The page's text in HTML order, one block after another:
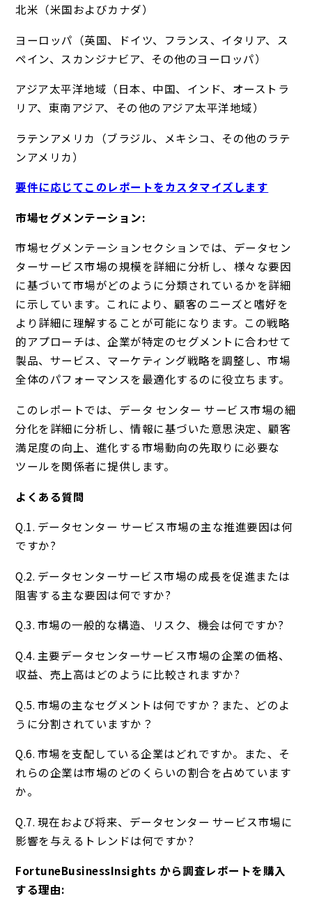
北米（米国およびカナダ）
ヨーロッパ（英国、ドイツ、フランス、イタリア、ス
ペイン、スカンジナビア、その他のヨーロッパ）
アジア太平洋地域（日本、中国、インド、オーストラ
リア、東南アジア、その他のアジア太平洋地域）
ラテンアメリカ（ブラジル、メキシコ、その他のラテ
ンアメリカ）
要件に応じてこのレポートをカスタマイズします
市場セグメンテーション:
市場セグメンテーションセクションでは、データセン
ターサービス市場の規模を詳細に分析し、様々な要因
に基づいて市場がどのように分類されているかを詳細
に示しています。これにより、顧客のニーズと嗜好を
より詳細に理解することが可能になります。この戦略
的アプローチは、企業が特定のセグメントに合わせて
製品、サービス、マーケティング戦略を調整し、市場
全体のパフォーマンスを最適化するのに役立ちます。
このレポートでは、データ センター サービス市場の細
分化を詳細に分析し、情報に基づいた意思決定、顧客
満足度の向上、進化する市場動向の先取りに必要な
ツールを関係者に提供します。
よくある質問
Q.1. データセンター サービス市場の主な推進要因は何
ですか?
Q.2. データセンターサービス市場の成長を促進または
阻害する主な要因は何ですか?
Q.3. 市場の一般的な構造、リスク、機会は何ですか?
Q.4. 主要データセンターサービス市場の企業の価格、
収益、売上高はどのように比較されますか?
Q.5. 市場の主なセグメントは何ですか？また、どのよ
うに分割されていますか？
Q.6. 市場を支配している企業はどれですか。また、そ
れらの企業は市場のどのくらいの割合を占めています
か。
Q.7. 現在および将来、データセンター サービス市場に
影響を与えるトレンドは何ですか?
FortuneBusinessInsights から調査レポートを購入
する理由: